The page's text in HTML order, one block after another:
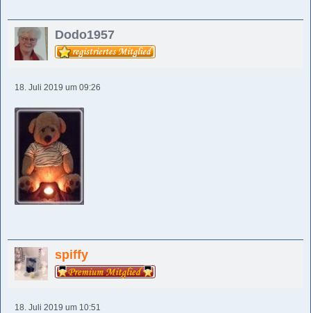
Dodo1957
18. Juli 2019 um 09:26
spiffy
18. Juli 2019 um 10:51